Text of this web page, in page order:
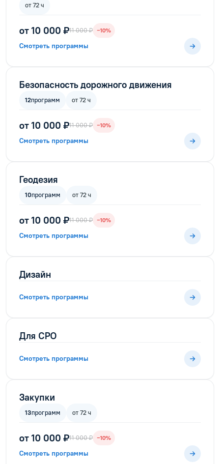
от 72 ч
от 10 000 ₽11 000 ₽ −10%
Смотреть программы
Безопасность дорожного движения
12программ от 72 ч
от 10 000 ₽11 000 ₽ −10%
Смотреть программы
Геодезия
10программ от 72 ч
от 10 000 ₽11 000 ₽ −10%
Смотреть программы
Дизайн
Смотреть программы
Для СРО
Смотреть программы
Закупки
13программ от 72 ч
от 10 000 ₽11 000 ₽ −10%
Смотреть программы